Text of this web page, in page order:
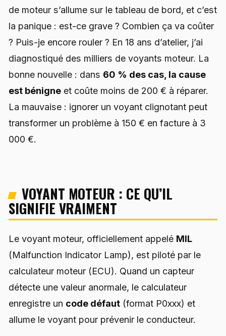
de moteur s’allume sur le tableau de bord, et c’est
la panique : est-ce grave ? Combien ça va coûter
? Puis-je encore rouler ? En 18 ans d’atelier, j’ai
diagnostiqué des milliers de voyants moteur. La
bonne nouvelle : dans 60 % des cas, la cause
est bénigne et coûte moins de 200 € à réparer.
La mauvaise : ignorer un voyant clignotant peut
transformer un problème à 150 € en facture à 3
000 €.
VOYANT MOTEUR : CE QU’IL
SIGNIFIE VRAIMENT
Le voyant moteur, officiellement appelé MIL
(Malfunction Indicator Lamp), est piloté par le
calculateur moteur (ECU). Quand un capteur
détecte une valeur anormale, le calculateur
enregistre un code défaut (format P0xxx) et
allume le voyant pour prévenir le conducteur.